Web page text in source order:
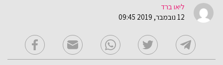
ליאו ברד
12 נובמבר, 2019 09:45